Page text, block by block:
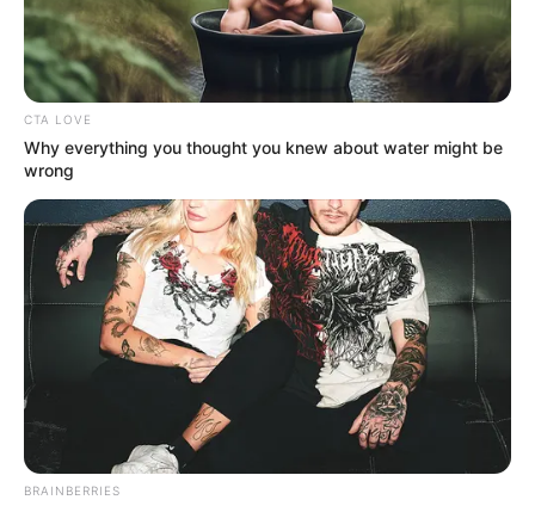
años de prisión.